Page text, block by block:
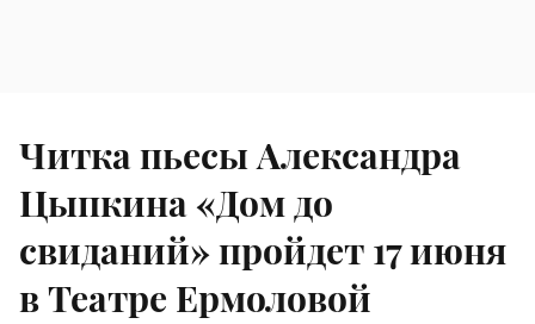
Читка пьесы Александра
Цыпкина «Дом до
свиданий» пройдет 17 июня
в Театре Ермоловой